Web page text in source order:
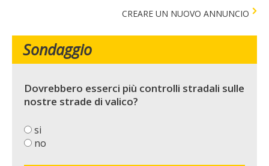
CREARE UN NUOVO ANNUNCIO
Sondaggio
Dovrebbero esserci più controlli stradali sulle
nostre strade di valico?
si
no